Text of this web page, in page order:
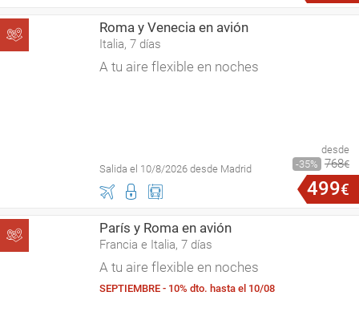
Roma y Venecia en avión
Italia, 7 días
A tu aire flexible en noches
Salida el 10/8/2026 desde Madrid
desde
35
768€
499€
París y Roma en avión
Francia e Italia, 7 días
A tu aire flexible en noches
SEPTIEMBRE - 10% dto. hasta el 10/08